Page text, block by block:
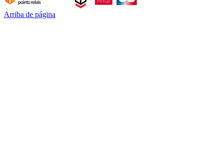
Arriba de página